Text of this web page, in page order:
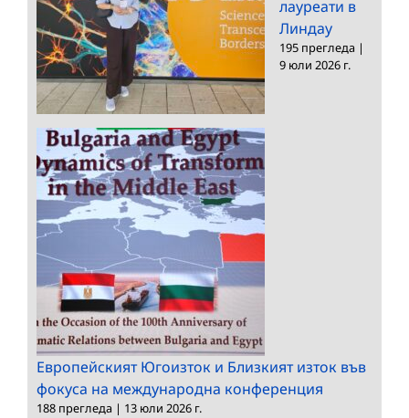
лауреати в
Линдау
195 прегледа |
9 юли 2026 г.
Европейският Югоизток и Близкият изток във
фокуса на международна конференция
188 прегледа | 13 юли 2026 г.